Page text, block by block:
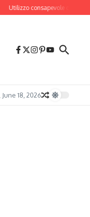
consapevole della
18, 2026